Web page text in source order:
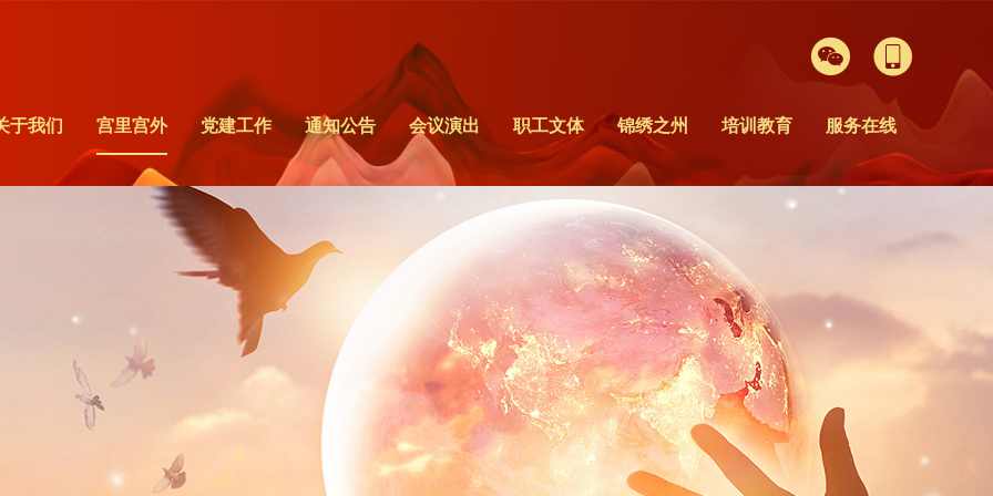
 
于我们 宫里宫外 党建工作 通知公告 会议演出 职工文体 锦绣之州 培训教育 服务在线